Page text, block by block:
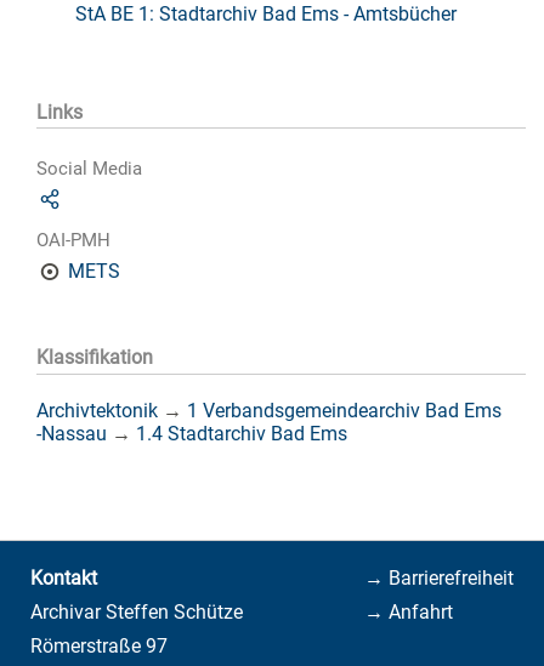
StA BE 1: Stadtarchiv Bad Ems - Amtsbücher
Links
Social Media
OAI-PMH
METS
Klassifikation
Archivtektonik → 1 Verbandsgemeindearchiv Bad Ems
-Nassau → 1.4 Stadtarchiv Bad Ems
→ Barrierefreiheit
→ Anfahrt
Kontakt
Archivar Steffen Schütze
Römerstraße 97